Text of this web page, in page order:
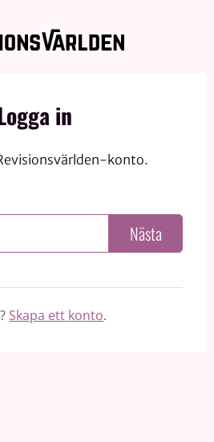
in
konto.
Nästa
Skapa ett konto.